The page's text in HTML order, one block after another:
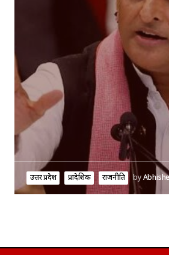
उत्तर प्रदेश प्रादेशिक राजनीति by